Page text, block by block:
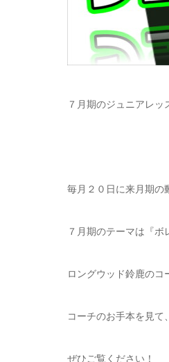
７月期のジュニアレッ
毎月２０日に来月期の
７月期のテーマは『ボ
ロングウッド鈴鹿のコ
コーチのお手本を見て
ぜひご覧ください！